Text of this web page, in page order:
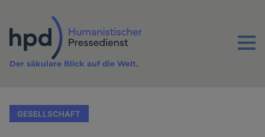
Inhalt
Menu
Der säkulare Blick auf die Welt.
GESELLSCHAFT